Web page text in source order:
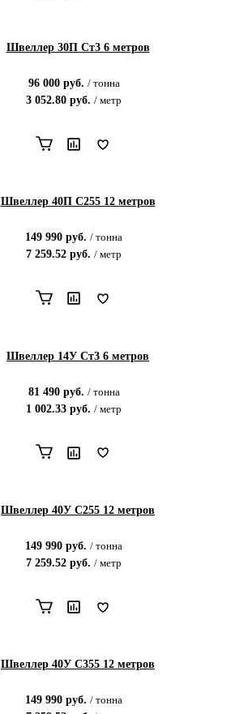
Швеллер 30П Ст3 6 метров
96 000руб. / тонна
3 052.80 руб. / метр
Швеллер 40П С255 12 метров
149 990 руб. / тонна
7 259.52 руб. / метр
Швеллер 14У Ст3 6 метров
81 490руб. / тонна
1 002.33 руб. / метр
Швеллер 40У С255 12 метров
149 990 руб. / тонна
7 259.52 руб. / метр
Швеллер 40У С355 12 метров
149 990 руб. / тонна